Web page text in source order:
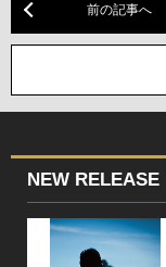
前の記事へ
NEW RELEASE